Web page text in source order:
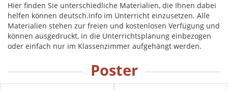
Hier finden Sie unterschiedliche Materialien, die Ihnen dabei
helfen können deutsch.info im Unterricht einzusetzen. Alle
Materialien stehen zur freien und kostenlosen Verfügung und
können ausgedruckt, in die Unterrichtsplanung einbezogen
oder einfach nur im Klassenzimmer aufgehängt werden.
Poster